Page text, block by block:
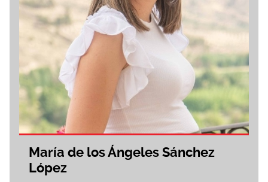
María de los Ángeles Sánchez
López